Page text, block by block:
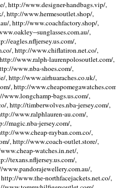
, http://www.designer-handbags.vip/,
http://www.hermesoutlet.shop/,
, http://www.coachfactory.shop/,
sunglasses.com.au/,
eagles.nfljersey.us.com/,
, http://www.chiflatiron.net.co/,
www.ralph-laurenpolosoutlet.com/,
www.nba-shoes.com/,
, http://www.airhuaraches.co.uk/,
, http://
bags.us.com/,
, http://timberwolves.nba-jersey.com/,
www.ralphlauren-au.com/,
magic.nba-jersey.com/,
www.cheap-rayban.com.co/,
, http://www.coach-outlet.store/,
watches.in.net/,
texans.nfljersey.us.com/,
,
www.the-northfacejackets.net.co/,